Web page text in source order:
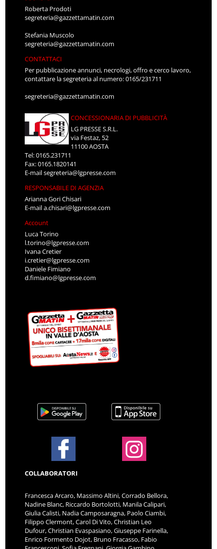
Roberta Prodoti
segreteria@gazzettamatin.com
Stefania Muscolo
segreteria@gazzettamatin.com
CONTATTACI
Per pubblicazione annunci, necrologi, offro e cerco lavoro,
contattare la segreteria al numero: 0165/231711
segreteria@gazzettamatin.com
CONCESSIONARIA DI PUBBLICITÀ
LG PRESSE S.R.L.
via Festaz, 52
11100 AOSTA
Tel: 0165.231711
Fax: 0165.1820141
E-mailsegreteria@lgpresse.com
RESPONSABILE DI AGENZIA
Arianna Gori Chisari
E-maila.chisari@lgpresse.com
Account
Luca Torino
l.torino@lgpresse.com
Ivana Cretier
i.cretier@lgpresse.com
Daniele Fimiano
d.fimiano@lgpresse.com
COLLABORATORI
Francesca Arcaro, Massimo Altini, Corrado Bellora,
Nadine Blanc, Riccardo Bortolotti, Manila Calipari,
Giulia Calisti, Nadia Camposaragna, Paolo Ciambi,
Filippo Clermont, Carol Di Vito, Christian Leo
Dufour, Christian Evaspasiano, Giuseppe Farinella,
Enrico Formento Dojot, Bruno Fracasso, Fabio